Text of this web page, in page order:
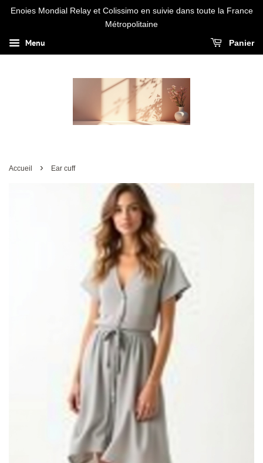
Enoies Mondial Relay et Colissimo en suivie dans toute la France
Métropolitaine
Menu Panier
Accueil › Ear cuff